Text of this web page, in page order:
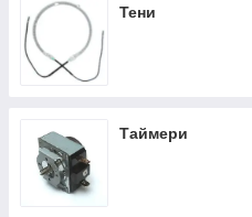
менеджери магазину
вибором якісних запчастин
«GoodParts» спеціалізується
аксесуарів і деталей для
аерорегорілей» включає:
тени;
чаші;
Тени
Таймери